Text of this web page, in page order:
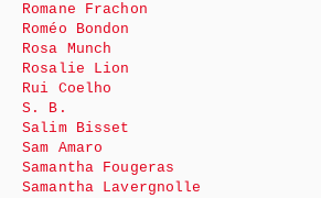
Romane Frachon
Roméo Bondon
Rosa Munch
Rosalie Lion
Rui Coelho
S. B.
Salim Bisset
Sam Amaro
Samantha Fougeras
Samantha Lavergnolle